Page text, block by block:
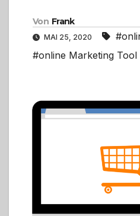
Von Frank
MAI 25, 2020
#online Marketing Tool